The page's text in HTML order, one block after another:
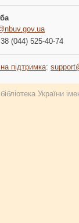
(044) 525-40-74
підтримка:
України